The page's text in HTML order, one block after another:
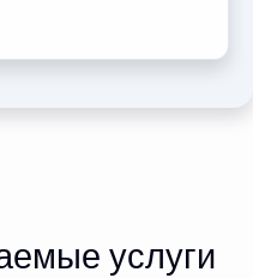
услуги